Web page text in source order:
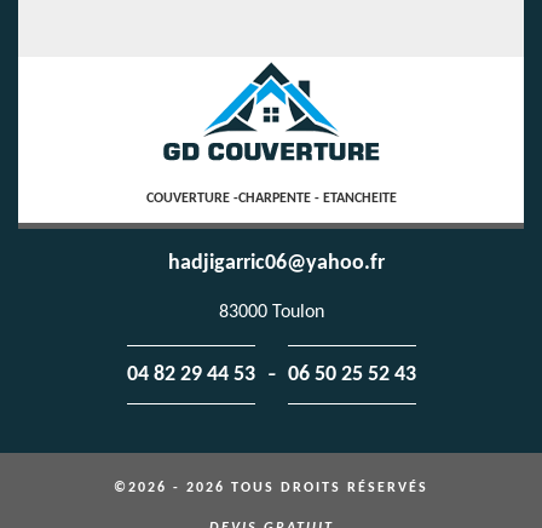
COUVERTURE -CHARPENTE - ETANCHEITE
hadjigarric06@yahoo.fr
83000 Toulon
04 82 29 44 53 - 06 50 25 52 43
©2026 - 2026 TOUS DROITS RÉSERVÉS